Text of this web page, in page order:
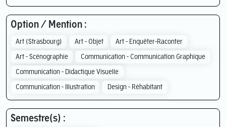
Option / Mention :
Art (Strasbourg) Art - Objet Art - Enquêter-Raconter
Art - Scénographie Communication - Communication Graphique
Communication - Didactique Visuelle
Communication - Illustration Design - Réhabitant
Semestre(s) :